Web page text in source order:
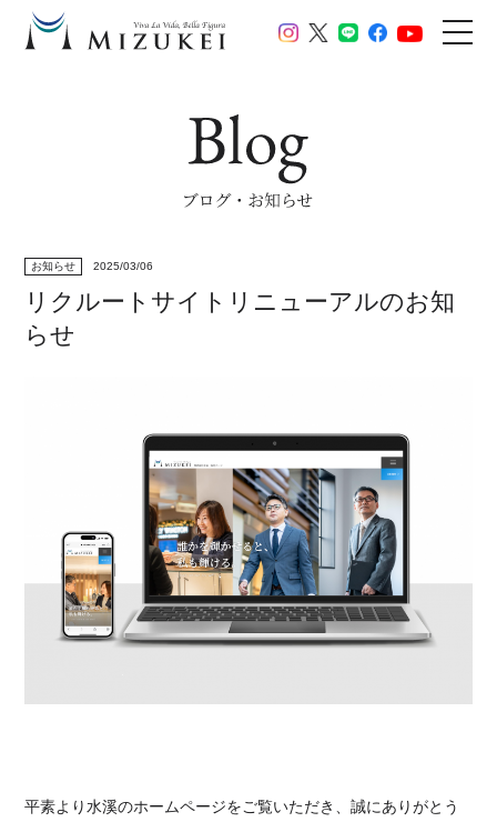
お知らせ 2025/03/06
リクルートサイトリニューアルのお知
らせ
平素より水溪のホームページをご覧いただき、誠にありがとう